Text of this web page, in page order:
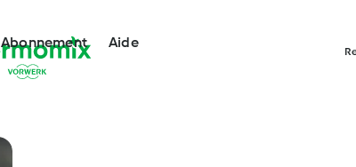
Abonnement Aide